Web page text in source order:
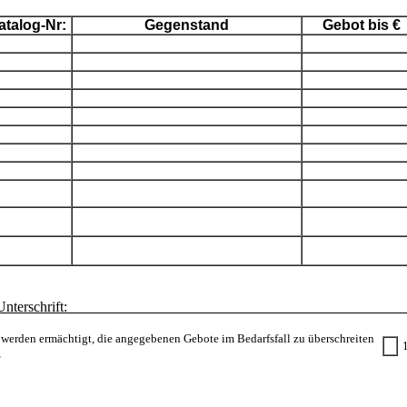
Nr: Gegenstand Gebot bis €
ermächtigt, die angegebenen Gebote im Bedarfsfall zu überschreiten